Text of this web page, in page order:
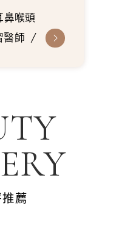
鼻喉頭
醫師
醫師
主治醫
耳鼻喉
薦